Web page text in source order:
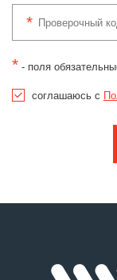
* - поля
соглашаюсь с